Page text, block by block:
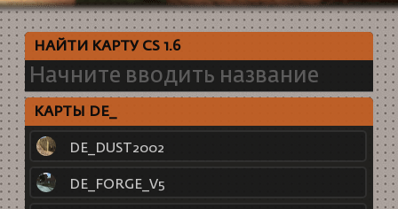
НАЙТИ КАРТУ CS 1.6
КАРТЫ DE_
DE_DUST2002
DE_FORGE_V5